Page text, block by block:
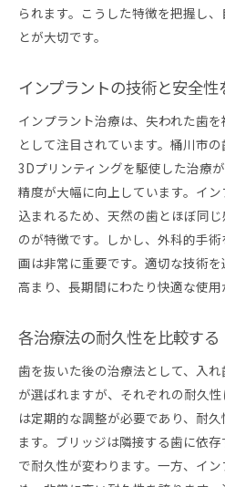
られます。こうした特徴を把握し
とが大切です。
インプラントの技術と安全性
インプラント治療は、失われた歯
として注目されています。桶川市
3Dプリンティングを駆使した治療
精度が大幅に向上しています。イ
込まれるため、天然の歯とほぼ同
のが特徴です。しかし、外科的手
画は非常に重要です。適切な技術
高まり、長期間にわたり快適な使用
各治療法の耐久性を比較する
歯を抜いた後の治療法として、入
が選ばれますが、それぞれの耐久
は定期的な調整が必要であり、耐
ます。ブリッジは隣接する歯に依
で耐久性が変わります。一方、イ